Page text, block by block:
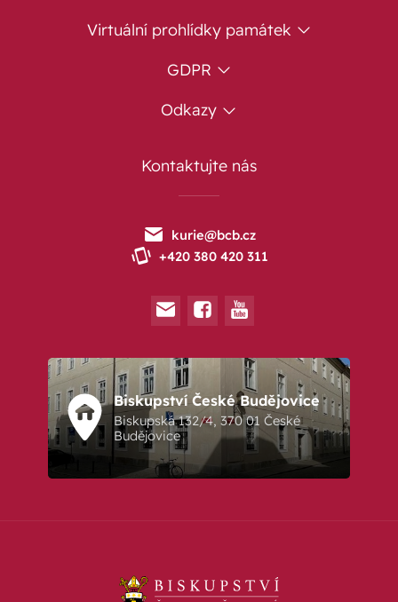
Virtuální prohlídky památek
GDPR
Odkazy
Kontaktujte nás
kurie@bcb.cz
+420 380 420 311
Biskupství České Budějovice
Biskupská 132/4, 370 01 České
Budějovice